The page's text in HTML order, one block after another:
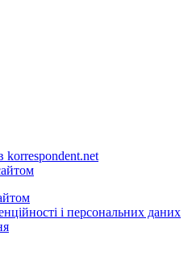
korrespondent.net
і персональних даних